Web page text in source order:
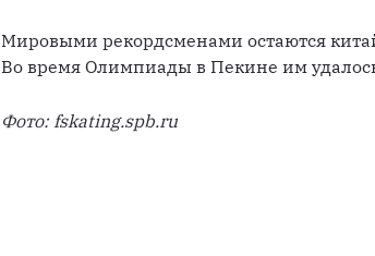
Мировыми рекордсменами остаются
Во время Олимпиады в Пекине им
Фото: fskating.spb.ru